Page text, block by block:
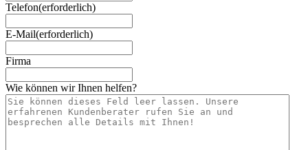
Telefon(erforderlich)
E-Mail(erforderlich)
Firma
Wie können wir Ihnen helfen?